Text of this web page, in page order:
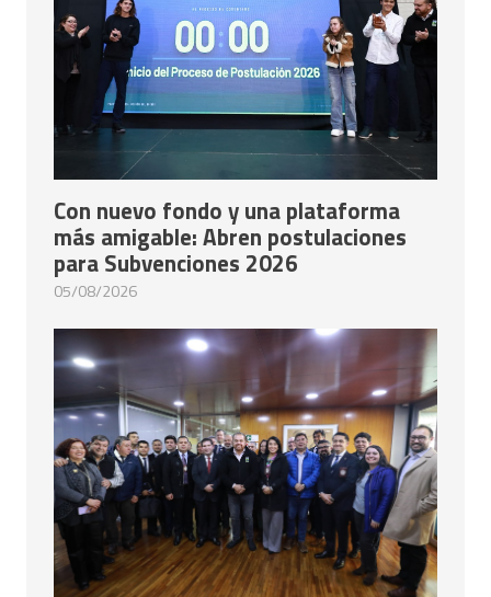
Con nuevo fondo y una plataforma
más amigable: Abren postulaciones
para Subvenciones 2026
05/08/2026